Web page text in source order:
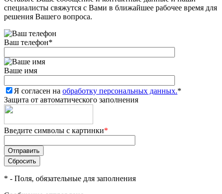
специалисты свяжутся с Вами в ближайшее рабочее время для
решения Вашего вопроса.
Ваш телефон*
Ваше имя
Я согласен на обработку персональных данных.*
Защита от автоматического заполнения
Введите символы с картинки*
* - Поля, обязательные для заполнения